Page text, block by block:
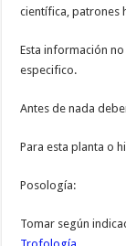
científica, patrones
Esta información
especifico.
Antes de nada
Para esta planta o
Posología:
Tomar según